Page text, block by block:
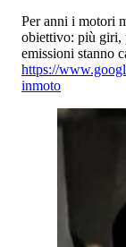
Per anni i motori
obiettivo: più giri,
emissioni stanno
https://
inmoto